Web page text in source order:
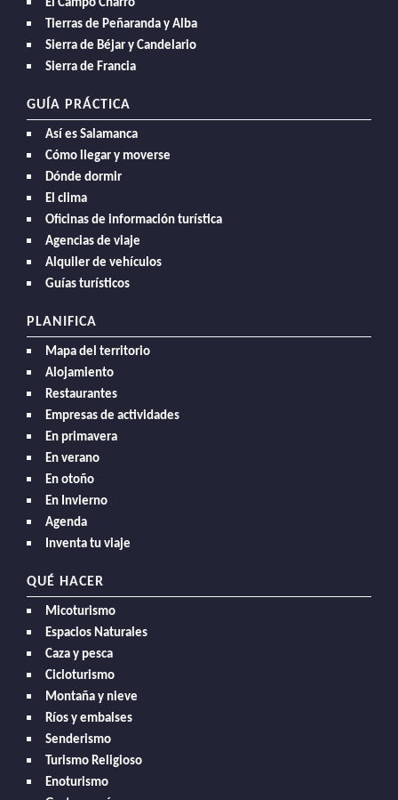
El Campo Charro
Tierras de Peñaranda y Alba
Sierra de Béjar y Candelario
Sierra de Francia
GUÍA PRÁCTICA
Así es Salamanca
Cómo llegar y moverse
Dónde dormir
El clima
Oficinas de información turística
Agencias de viaje
Alquiler de vehículos
Guías turísticos
PLANIFICA
Mapa del territorio
Alojamiento
Restaurantes
Empresas de actividades
En primavera
En verano
En otoño
En Invierno
Agenda
Inventa tu viaje
QUÉ HACER
Micoturismo
Espacios Naturales
Caza y pesca
Cicloturismo
Montaña y nieve
Ríos y embalses
Senderismo
Turismo Religioso
Enoturismo